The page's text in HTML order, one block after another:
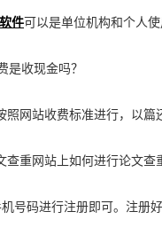
件可以是单位机构和个人
收现金吗？
网站收费标准进行，以篇
网站上如何进行论文查
码进行注册即可。注册